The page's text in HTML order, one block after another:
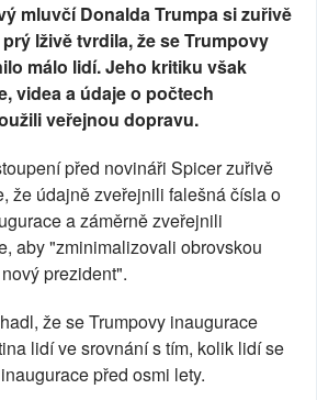
mluvčí Donalda Trumpa si zuřivě
lživě tvrdila, že se Trumpovy
málo lidí. Jeho kritiku však
videa a údaje o počtech
veřejnou dopravu.
před novináři Spicer zuřivě
že údajně zveřejnili falešná čísla o
a záměrně zveřejnili
aby "zminimalizovali obrovskou
prezident".
že se Trumpovy inaugurace
lidí ve srovnání s tím, kolik lidí se
před osmi lety.